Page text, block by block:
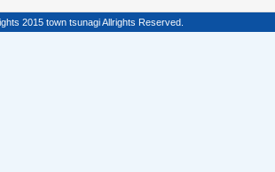
2015 town tsunagi Allrights Reserved.